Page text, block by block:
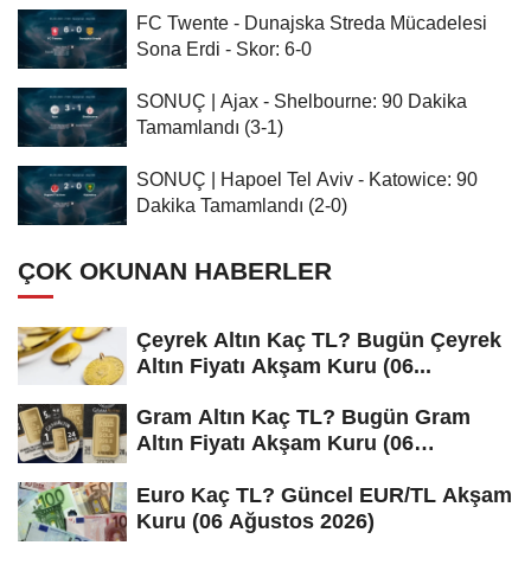
FC Twente - Dunajska Streda Mücadelesi
Sona Erdi - Skor: 6-0
SONUÇ | Ajax - Shelbourne: 90 Dakika
Tamamlandı (3-1)
SONUÇ | Hapoel Tel Aviv - Katowice: 90
Dakika Tamamlandı (2-0)
ÇOK OKUNAN HABERLER
Çeyrek Altın Kaç TL? Bugün Çeyrek
Altın Fiyatı Akşam Kuru (06...
Gram Altın Kaç TL? Bugün Gram
Altın Fiyatı Akşam Kuru (06
Euro Kaç TL? Güncel EUR/TL Akşam
Kuru (06 Ağustos 2026)